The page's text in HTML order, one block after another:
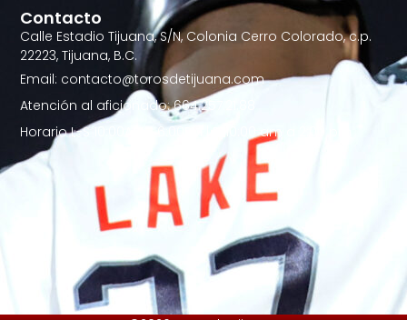
Contacto
Calle Estadio Tijuana, S/N, Colonia Cerro Colorado, c.p.
22223, Tijuana, B.C.
Email: contacto@torosdetijuana.com
Atención al aficionado: 664.257.21.88
Horario L-S 10:00AM - 6:00PM | D 10:00 am a 2:00 pm